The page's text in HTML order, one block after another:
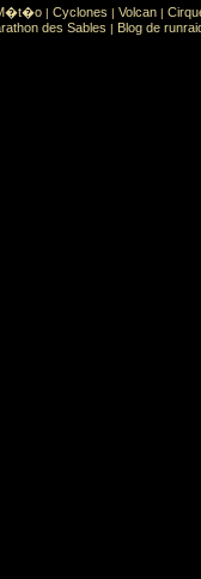
extr�mes
| Cyclones | Volcan |
des Sables | Blog de